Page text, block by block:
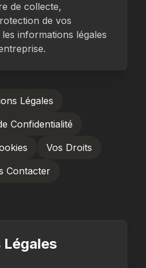
de collecte,
de vos
informations légales
Légales
Confidentialité
Vos Droits
Contacter